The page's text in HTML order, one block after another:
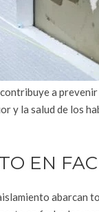
a
y la salud de los
EN
abarcan